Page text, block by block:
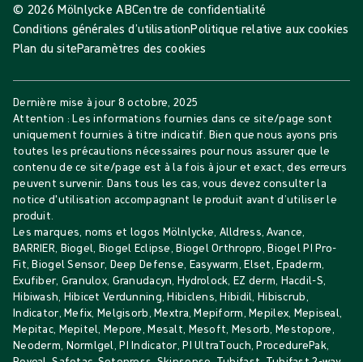
© 2026 Mölnlycke ABCentre de confidentialité
Conditions générales d’utilisationPolitique relative aux cookies
Plan du siteParamètres des cookies
Dernière mise à jour8 octobre, 2025
Attention : Les informations fournies dans ce site/page sont
uniquement fournies à titre indicatif. Bien que nous ayons pris
toutes les précautions nécessaires pour nous assurer que le
contenu de ce site/page est à la fois à jour et exact, des erreurs
peuvent survenir. Dans tous les cas, vous devez consulter la
notice d'utilisation accompagnant le produit avant d’utiliser le
produit.
Les marques, noms et logos Mölnlycke, Alldress, Avance,
BARRIER, Biogel, Biogel Eclipse, Biogel Orthropro, Biogel PI Pro-
Fit, Biogel Sensor, Deep Defense, Easywarm, Elset, Epaderm,
Exufiber, Granulox, Granudacyn, Hydrolock, EZ derm, Hacdil-S,
Hibiwash, Hibicet Verdunning, Hibiclens, Hibidil, Hibiscrub,
Indicator, Mefix, Melgisorb, Mextra, Mepiform, Mepilex, Mepiseal,
Mepitac, Mepitel, Mepore, Mesalt, Mesoft, Mesorb, Mestopore,
Neoderm, Normlgel, PI Indicator, PI UltraTouch, ProcedurePak,